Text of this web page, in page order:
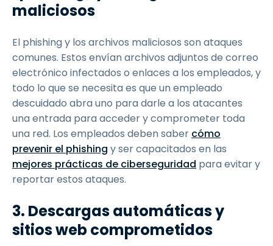
maliciosos
El phishing y los archivos maliciosos son ataques
comunes. Estos envían archivos adjuntos de correo
electrónico infectados o enlaces a los empleados, y
todo lo que se necesita es que un empleado
descuidado abra uno para darle a los atacantes
una entrada para acceder y comprometer toda
una red. Los empleados deben saber cómo
prevenir el phishing y ser capacitados en las
mejores prácticas de ciberseguridad para evitar y
reportar estos ataques.
3. Descargas automáticas y
sitios web comprometidos